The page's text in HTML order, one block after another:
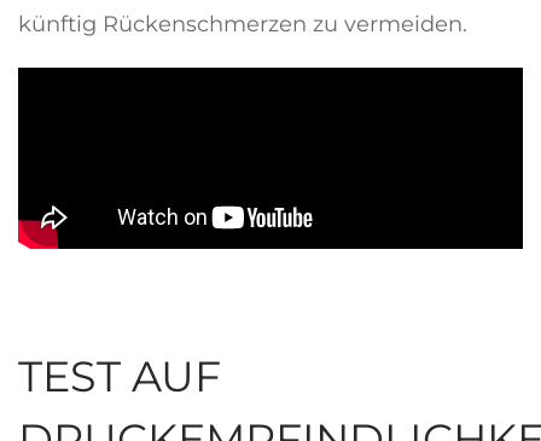
künftig Rückenschmerzen zu vermeiden.
TEST AUF